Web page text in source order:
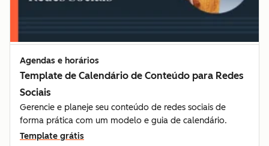
Agendas e horários
Template de Calendário de Conteúdo para Redes
Sociais
Gerencie e planeje seu conteúdo de redes sociais de
forma prática com um modelo e guia de calendário.
Template grátis